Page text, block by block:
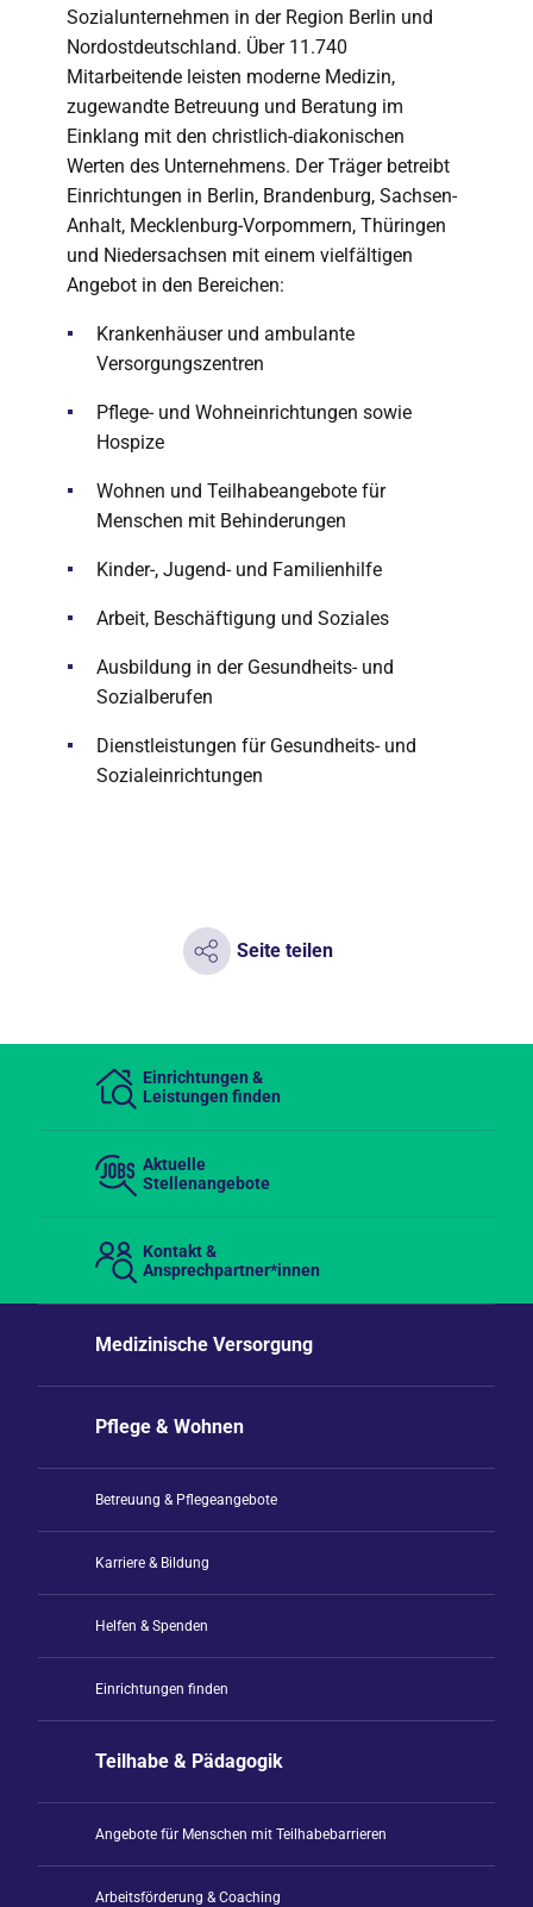
Sozialunternehmen in der Region Berlin und
Nordostdeutschland. Über 11.740
Mitarbeitende leisten moderne Medizin,
zugewandte Betreuung und Beratung im
Einklang mit den christlich-diakonischen
Werten des Unternehmens. Der Träger betreibt
Einrichtungen in Berlin, Brandenburg, Sachsen-
Anhalt, Mecklenburg-Vorpommern, Thüringen
und Niedersachsen mit einem vielfältigen
Angebot in den Bereichen:
Krankenhäuser und ambulante
Versorgungszentren
Pflege- und Wohneinrichtungen sowie
Hospize
Wohnen und Teilhabeangebote für
Menschen mit Behinderungen
Kinder-, Jugend- und Familienhilfe
Arbeit, Beschäftigung und Soziales
Ausbildung in der Gesundheits- und
Sozialberufen
Dienstleistungen für Gesundheits- und
Sozialeinrichtungen
Seite teilen
Einrichtungen &
Leistungen finden
Aktuelle
Stellenangebote
Kontakt &
Ansprechpartner*innen
Medizinische Versorgung
Pflege & Wohnen
Betreuung & Pflegeangebote
Karriere & Bildung
Helfen & Spenden
Einrichtungen finden
Teilhabe & Pädagogik
Angebote für Menschen mit Teilhabebarrieren
Arbeitsförderung & Coaching